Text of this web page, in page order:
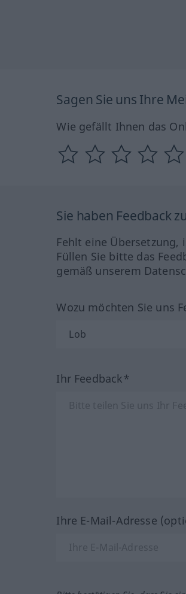
Sagen Sie uns Ihre
Wie gefällt Ihnen das
Sie haben Feedback
Fehlt eine
Füllen Sie bitte das
gemäß unserem
Wozu möchten Sie uns
Ihr Feedback*
Ihre E-Mail-Adresse